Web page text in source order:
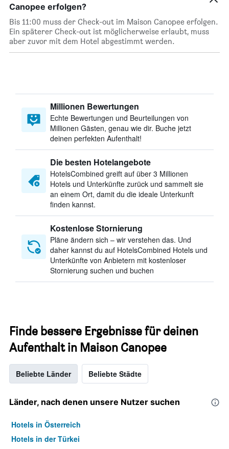
Canopee erfolgen?
Bis 11:00 muss der Check-out im Maison Canopee erfolgen.
Ein späterer Check-out ist möglicherweise erlaubt, muss
aber zuvor mit dem Hotel abgestimmt werden.
Millionen Bewertungen
Echte Bewertungen und Beurteilungen von
Millionen Gästen, genau wie dir. Buche jetzt
deinen perfekten Aufenthalt!
Die besten Hotelangebote
HotelsCombined greift auf über 3 Millionen
Hotels und Unterkünfte zurück und sammelt sie
an einem Ort, damit du die ideale Unterkunft
finden kannst.
Kostenlose Stornierung
Pläne ändern sich – wir verstehen das. Und
daher kannst du auf HotelsCombined Hotels und
Unterkünfte von Anbietern mit kostenloser
Stornierung suchen und buchen
Finde bessere Ergebnisse für deinen
Aufenthalt in Maison Canopee
Beliebte Länder Beliebte Städte
Länder, nach denen unsere Nutzer suchen
Hotels in Österreich
Hotels in der Türkei